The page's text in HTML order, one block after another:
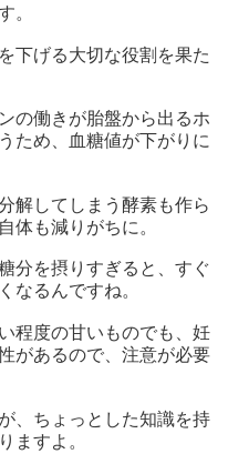
。
下げる大切な役割を果た
の働きが胎盤から出るホ
ため、血糖値が下がりに
解してしまう酵素も作ら
体も減りがちに。
分を摂りすぎると、すぐ
なるんですね。
程度の甘いものでも、妊
があるので、注意が必要
、ちょっとした知識を持
ますよ。